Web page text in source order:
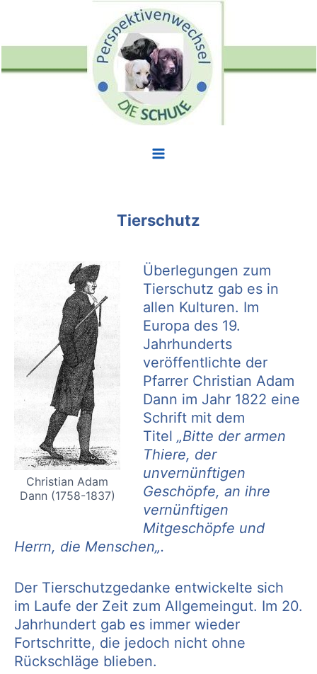
springen
Tierschutz
Christian Adam
Dann (1758-1837)
Überlegungen zum
Tierschutz gab es in
allen Kulturen. Im
Europa des 19.
Jahrhunderts
veröffentlichte der
Pfarrer Christian Adam
Dann im Jahr 1822 eine
Schrift mit dem
Titel „Bitte der armen
Thiere, der
unvernünftigen
Geschöpfe, an ihre
vernünftigen
Mitgeschöpfe und
Herrn, die Menschen„.
Der Tierschutzgedanke entwickelte sich
im Laufe der Zeit zum Allgemeingut. Im 20.
Jahrhundert gab es immer wieder
Fortschritte, die jedoch nicht ohne
Rückschläge blieben.